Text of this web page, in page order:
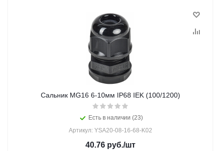
Сальник MG16 6-10мм IP68 IEK (100/1200)
Есть в наличии (23)
Артикул: YSA20-08-16-68-K02
40.76 руб./шт